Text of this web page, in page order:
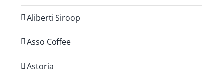
Aliberti Siroop
Asso Coffee
Astoria